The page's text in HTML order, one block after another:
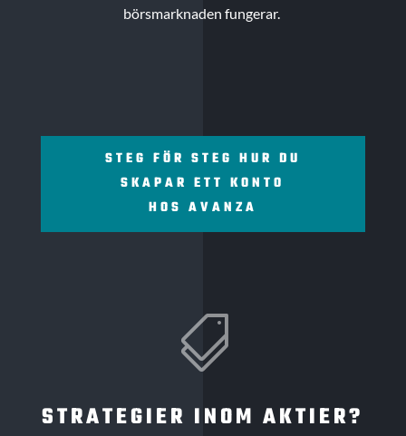
börsmarknaden fungerar.
STEG FÖR STEG HUR DU
SKAPAR ETT KONTO
HOS AVANZA

STRATEGIER INOM AKTIER?